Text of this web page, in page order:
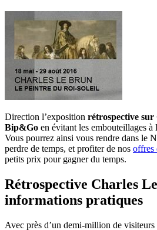
Direction l’exposition rétrospective
Bip&Go en évitant les embouteillages à
Vous pourrez ainsi vous rendre dans le
perdre de temps, et profiter de nos offres
petits prix pour gagner du temps.
Rétrospective Charles
informations pratiques
Avec près d’un demi-million de visiteurs